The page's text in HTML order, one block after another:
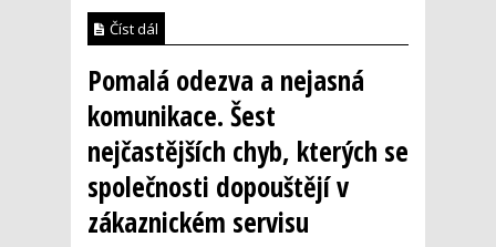
Číst dál
Pomalá odezva a nejasná
komunikace. Šest
nejčastějších chyb, kterých se
společnosti dopouštějí v
zákaznickém servisu